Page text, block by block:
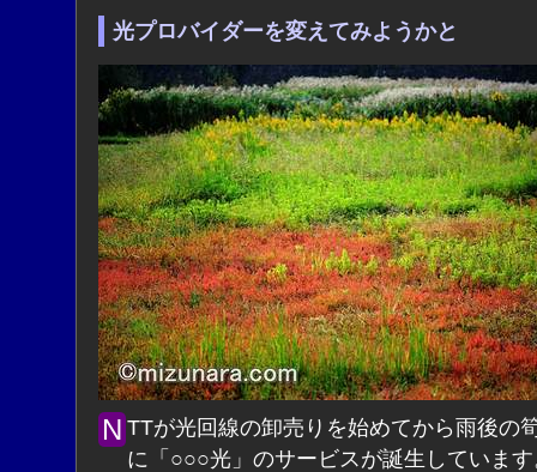
光プロバイダーを変えてみようかと
NTTが光回線の卸売りを始めてから雨後の筍のよう
に「○○○光」のサービスが誕生していま